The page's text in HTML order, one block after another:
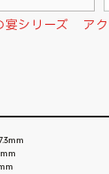
宴シリーズ ア